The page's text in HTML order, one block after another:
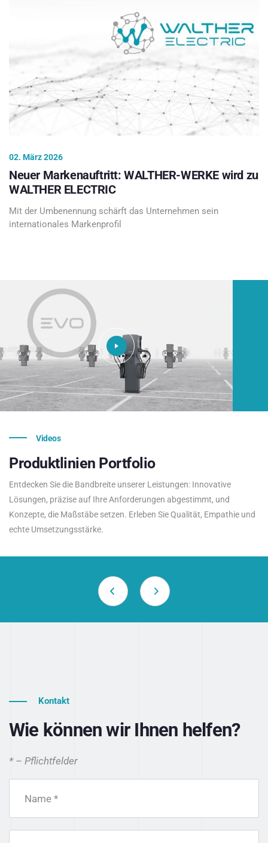
02. März 2026
Neuer Markenauftritt: WALTHER-WERKE wird zu
WALTHER ELECTRIC
Mit der Umbenennung schärft das Unternehmen sein
internationales Markenprofil
Videos
Produktlinien Portfolio
Entdecken Sie die Bandbreite unserer Leistungen: Innovative
Lösungen, präzise auf Ihre Anforderungen abgestimmt, und
Konzepte, die Maßstäbe setzen. Erleben Sie Qualität, Empathie und
echte Umsetzungsstärke.
Kontakt
Wie können wir Ihnen helfen?
* – Pflichtfelder
Name *